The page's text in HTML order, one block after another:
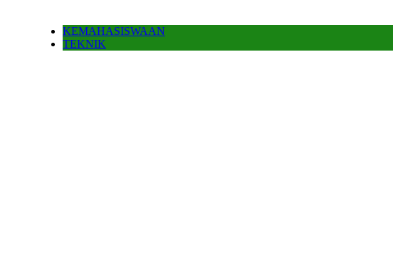
KEMAHASISWAAN
TEKNIK